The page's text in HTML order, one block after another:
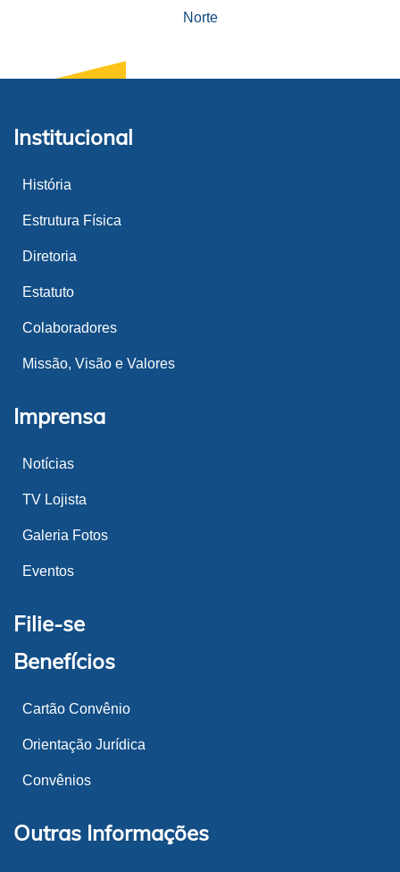
Norte
Institucional
História
Estrutura Física
Diretoria
Estatuto
Colaboradores
Missão, Visão e Valores
Imprensa
Notícias
TV Lojista
Galeria Fotos
Eventos
Filie-se
Benefícios
Cartão Convênio
Orientação Jurídica
Convênios
Outras Informações